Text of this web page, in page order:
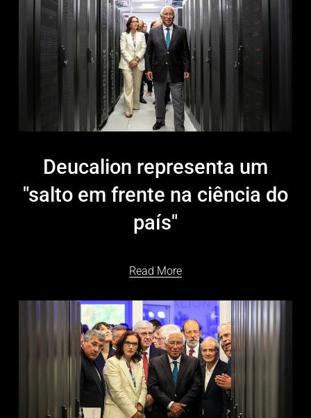
Deucalion representa um
"salto em frente na ciência do
país"
Read More